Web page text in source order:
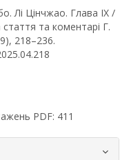
Лі Цінчжао. Глава ІХ /
та коментарі Г.
218–236.
PDF: 411